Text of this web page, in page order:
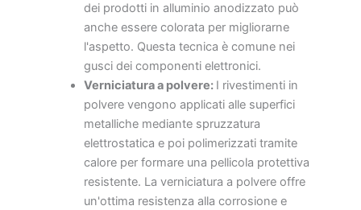
dei prodotti in alluminio anodizzato può
anche essere colorata per migliorarne
l'aspetto. Questa tecnica è comune nei
gusci dei componenti elettronici.
Verniciatura a polvere: I rivestimenti in
polvere vengono applicati alle superfici
metalliche mediante spruzzatura
elettrostatica e poi polimerizzati tramite
calore per formare una pellicola protettiva
resistente. La verniciatura a polvere offre
un'ottima resistenza alla corrosione e